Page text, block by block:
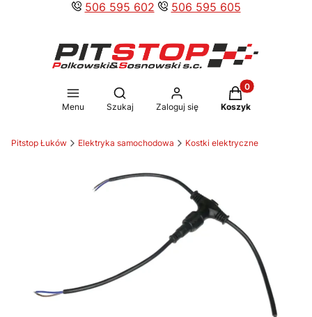
506 595 602 506 595 605
Menu
Otwórz wyszukiwarkę
Szukaj Zaloguj się
Produkty w
Koszyk
Pitstop Łuków Elektryka samochodowa Kostki elektryczne